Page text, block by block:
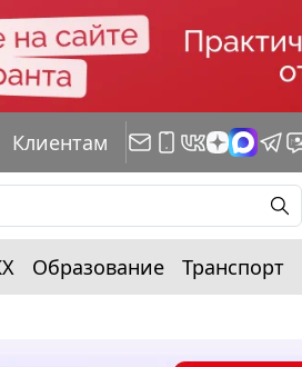
Клиентам
Образование Транспорт